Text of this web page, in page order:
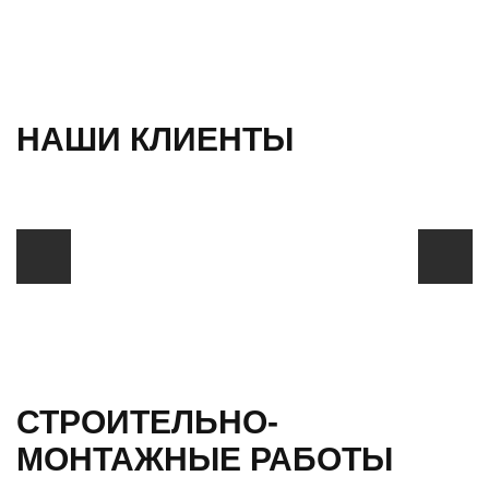
НАШИ КЛИЕНТЫ
СТРОИТЕЛЬНО-
МОНТАЖНЫЕ РАБОТЫ